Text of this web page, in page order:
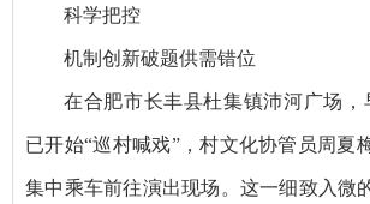
科学把控
机制创新破题供需错位
在合肥市长丰县杜集镇沛河广场，
已开始“巡村喊戏”，村文化协管员周夏
集中乘车前往演出现场。这一细致入微